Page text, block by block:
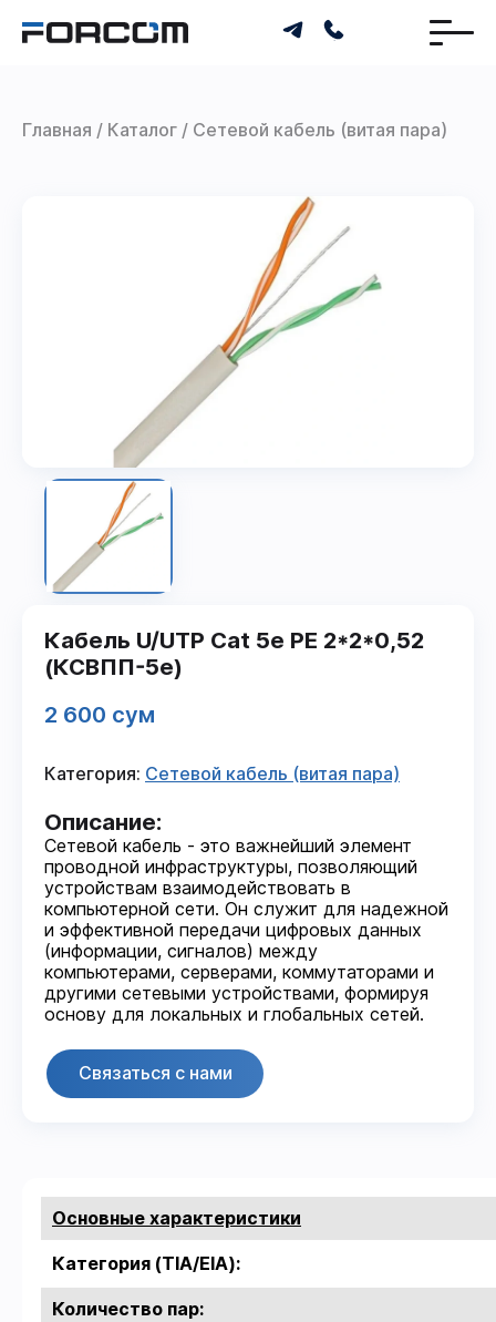
Главная Каталог Сетевой кабель (витая пара)
Кабель U/UТР Сat 5е PE 2*2*0,52
(КСВПП-5е)
2 600 сум
Категория: Сетевой кабель (витая пара)
Описание:
Сетевой кабель - это важнейший элемент
проводной инфраструктуры, позволяющий
устройствам взаимодействовать в
компьютерной сети. Он служит для надежной
и эффективной передачи цифровых данных
(информации, сигналов) между
компьютерами, серверами, коммутаторами и
другими сетевыми устройствами, формируя
основу для локальных и глобальных сетей.
Связаться с нами
Основные характеристики
Категория (TIA/EIA):
Количество пар: